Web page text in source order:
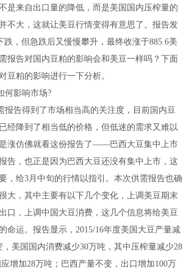
是来自出口量的降低，而是美国国内压榨量的
不大，这就让美豆行情变得有意思了。报告发
跌，但急跌后又慢慢攀升，最终收涨于885.6美
报告对国内豆粕的影响会和美豆一样吗？下面
豆粕的影响进行一下分析。
影响市场?
告得到了市场相当高的关注度，目前国内豆
经降到了相当低的价格，但低迷的需求又难以
涨仿佛就看这份报告了——巴西大豆集中上市
告，也正是因为巴西大豆还没有集中上市，这
，给3月中旬的行情以指引。本次供需报告也确
大，其中主要有以下几个变化，上调美豆期末
口，上调中国大豆消费，这几个信息将给美豆
命运。报告显示，2015/16年度美国大豆产量减
美国国内消费减少30万吨，其中压榨量减少28
增加28万吨；巴西产量不变，出口增加100万